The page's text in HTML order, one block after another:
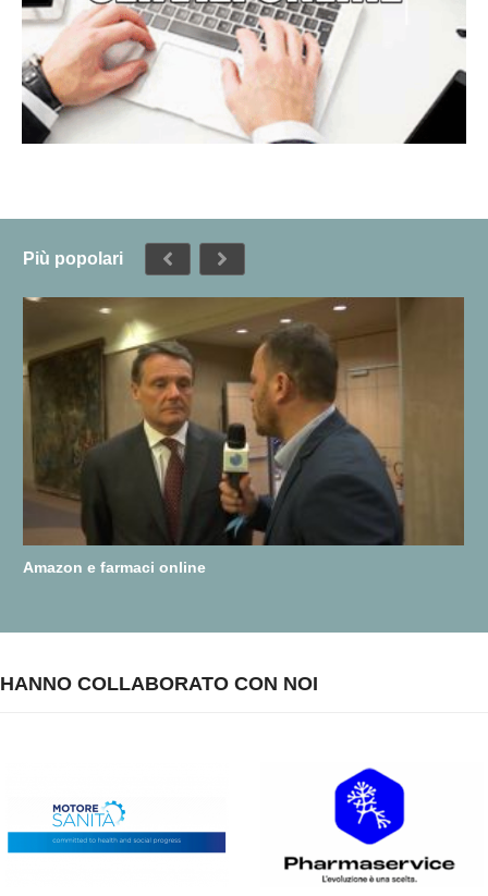
Più popolari
Amazon e farmaci online
HANNO COLLABORATO CON NOI